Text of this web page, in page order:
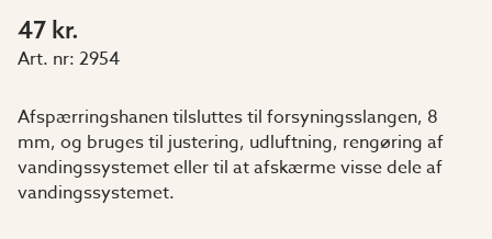
47 kr.
Art. nr: 2954
Afspærringshanen tilsluttes til forsyningsslangen, 8
mm, og bruges til justering, udluftning, rengøring af
vandingssystemet eller til at afskærme visse dele af
vandingssystemet.